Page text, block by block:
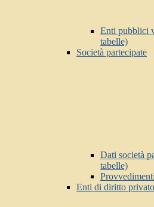
Enti pubblici
tabelle)
Società partecipate
Dati società
tabelle)
Provvedimenti
Enti di diritto